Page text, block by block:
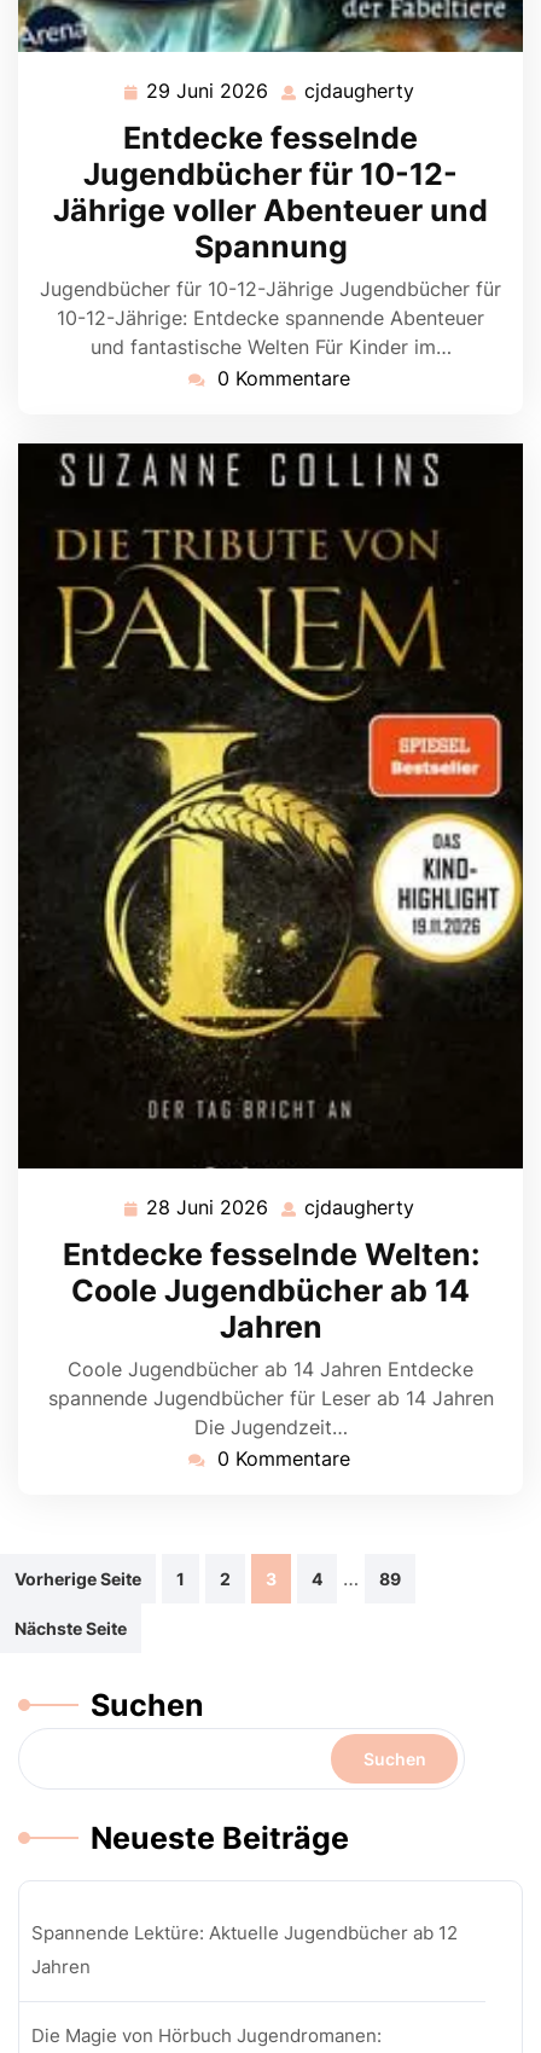
29 Juni 2026 29
Juni
2026
cjdaugherty
Entdecke fesselnde
Jugendbücher für 10-12-
Jährige voller Abenteuer und
Spannung
Jugendbücher für 10-12-Jährige Jugendbücher für
10-12-Jährige: Entdecke spannende Abenteuer
und fantastische Welten Für Kinder im…
0 Kommentare
28 Juni 2026 28
Juni
2026
cjdaugherty
Entdecke fesselnde Welten:
Coole Jugendbücher ab 14
Jahren
Coole Jugendbücher ab 14 Jahren Entdecke
spannende Jugendbücher für Leser ab 14 Jahren
Die Jugendzeit…
0 Kommentare
Beitragsnavigation
Vorherige Seite 1 2 3 4 … 89
Nächste Seite
Suchen
Suchen
Neueste Beiträge
Spannende Lektüre: Aktuelle Jugendbücher ab 12
Jahren
Die Magie von Hörbuch Jugendromanen: